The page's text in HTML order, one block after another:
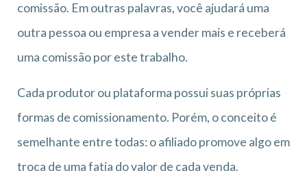
comissão. Em outras palavras, você ajudará uma
outra pessoa ou empresa a vender mais e receberá
uma comissão por este trabalho.
Cada produtor ou plataforma possui suas próprias
formas de comissionamento. Porém, o conceito é
semelhante entre todas: o afiliado promove algo em
troca de uma fatia do valor de cada venda.